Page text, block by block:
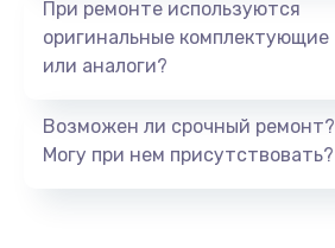
При ремонте используются
оригинальные комплектующие
или аналоги?
Возможен ли срочный ремонт?
Могу при нем присутствовать?